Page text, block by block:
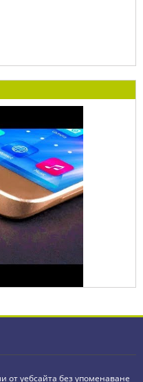
от уебсайта без упоменаване